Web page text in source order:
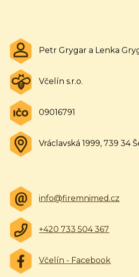
Petr Grygar a Lenka
Včelín s.r.o.
09016791
Vráclavská 1999, 739 34
info@firemnimed.cz
+420 733 504 367
Včelín - Facebook